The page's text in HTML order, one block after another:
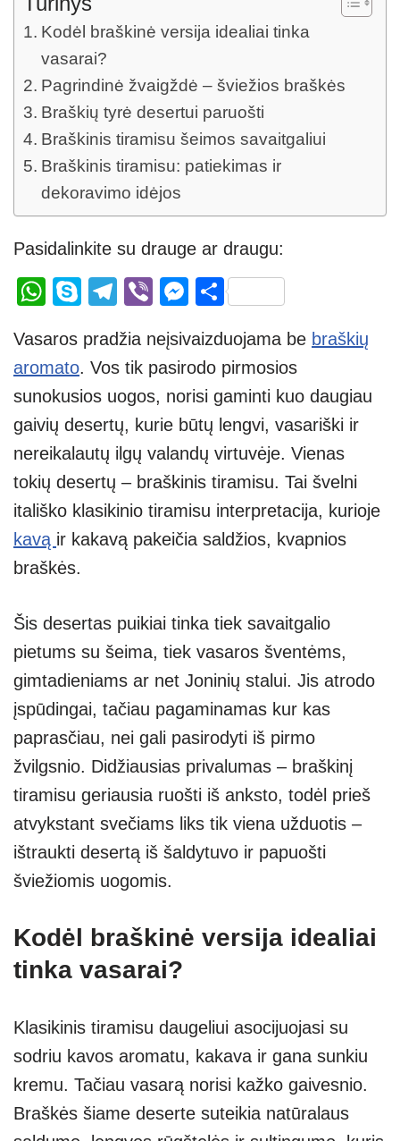
Kodėl braškinė versija idealiai tinka
vasarai?
Pagrindinė žvaigždė – šviežios braškės
Braškių tyrė desertui paruošti
Braškinis tiramisu šeimos savaitgaliui
Braškinis tiramisu: patiekimas ir
dekoravimo idėjos
Pasidalinkite su drauge ar draugu:
W
at
s
A
p
p
S
p
e
T
e
gr
a
m
Vi
er
M
ss
e
n
g
er
S
ar
e
Vasaros pradžia neįsivaizduojama be braškių
aromato. Vos tik pasirodo pirmosios
sunokusios uogos, norisi gaminti kuo daugiau
gaivių desertų, kurie būtų lengvi, vasariški ir
nereikalautų ilgų valandų virtuvėje. Vienas
tokių desertų – braškinis tiramisu. Tai švelni
itališko klasikinio tiramisu interpretacija, kurioje
kavą ir kakavą pakeičia saldžios, kvapnios
braškės.
Šis desertas puikiai tinka tiek savaitgalio
pietums su šeima, tiek vasaros šventėms,
gimtadieniams ar net Joninių stalui. Jis atrodo
įspūdingai, tačiau pagaminamas kur kas
paprasčiau, nei gali pasirodyti iš pirmo
žvilgsnio. Didžiausias privalumas – braškinį
tiramisu geriausia ruošti iš anksto, todėl prieš
atvykstant svečiams liks tik viena užduotis –
ištraukti desertą iš šaldytuvo ir papuošti
šviežiomis uogomis.
Kodėl braškinė versija idealiai
tinka vasarai?
Klasikinis tiramisu daugeliui asocijuojasi su
sodriu kavos aromatu, kakava ir gana sunkiu
kremu. Tačiau vasarą norisi kažko gaivesnio.
Braškės šiame deserte suteikia natūralaus